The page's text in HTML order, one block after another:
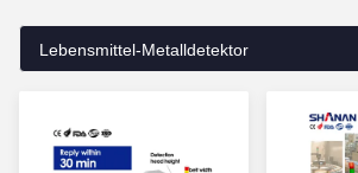
Lebensmittel-Metalldetektor